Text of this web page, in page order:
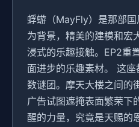
蜉蝣（MayFly）是那部
为背景，精美的建模和宏
浸式的乐趣接触。EP2重
面进步的乐趣素材。 这
数谜团。摩天大楼之间的
广告试图遮掩表面繁荣下
醒的力量，究竟是天赐的